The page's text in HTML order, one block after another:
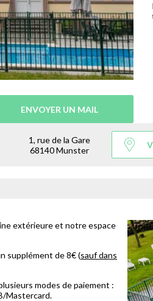
ENVOYER UN MAIL
1, rue de la Gare
68140 Munster
extérieure et notre espace
supplément de 8€ (sauf dans
modes de paiement :
Mastercard.